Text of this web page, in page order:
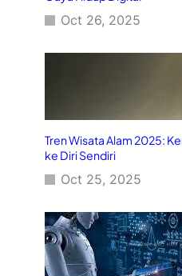
Oct 26, 2025
Tren Wisata Alam 2025:
ke Diri Sendiri
Oct 25, 2025